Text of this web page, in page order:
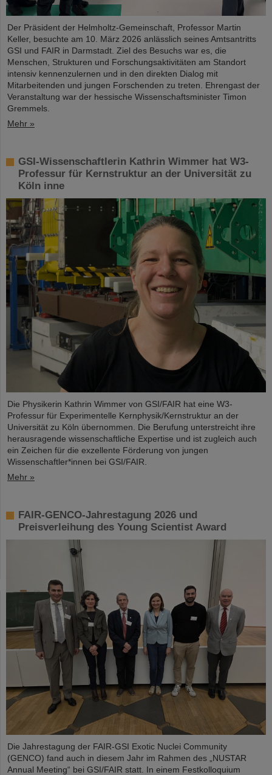
Der Präsident der Helmholtz-Gemeinschaft, Professor Martin
Keller, besuchte am 10. März 2026 anlässlich seines Amtsantritts
GSI und FAIR in Darmstadt. Ziel des Besuchs war es, die
Menschen, Strukturen und Forschungsaktivitäten am Standort
intensiv kennenzulernen und in den direkten Dialog mit
Mitarbeitenden und jungen Forschenden zu treten. Ehrengast der
Veranstaltung war der hessische Wissenschaftsminister Timon
Gremmels.
Mehr »
GSI-Wissenschaftlerin Kathrin Wimmer hat W3-
Professur für Kernstruktur an der Universität zu
Köln inne
Die Physikerin Kathrin Wimmer von GSI/FAIR hat eine W3-
Professur für Experimentelle Kernphysik/Kernstruktur an der
Universität zu Köln übernommen. Die Berufung unterstreicht ihre
herausragende wissenschaftliche Expertise und ist zugleich auch
ein Zeichen für die exzellente Förderung von jungen
Wissenschaftler*innen bei GSI/FAIR.
Mehr »
FAIR-GENCO-Jahrestagung 2026 und
Preisverleihung des Young Scientist Award
Die Jahrestagung der FAIR-GSI Exotic Nuclei Community
(GENCO) fand auch in diesem Jahr im Rahmen des „NUSTAR
Annual Meeting“ bei GSI/FAIR statt. In einem Festkolloquium